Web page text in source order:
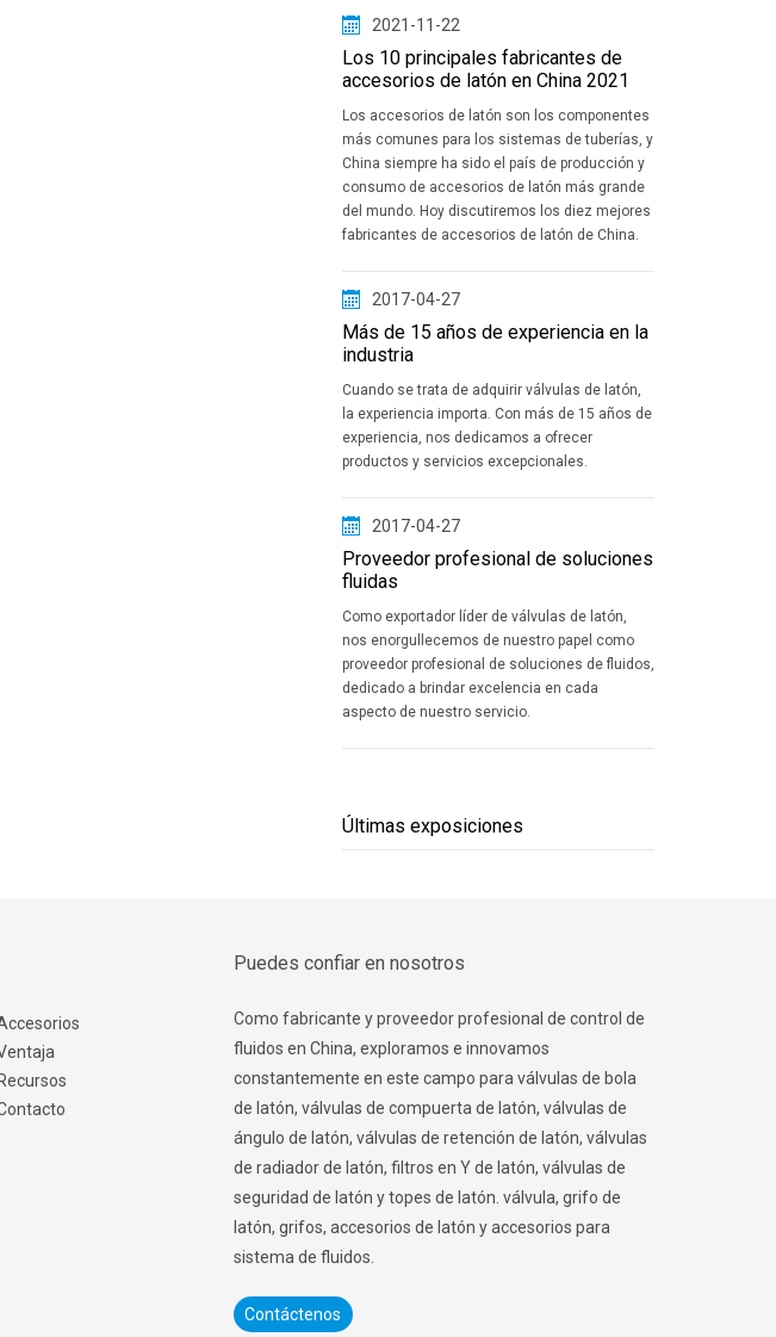
2021-11-22
Los 10 principales fabricantes de
accesorios de latón en China 2021
Los accesorios de latón son los componentes
más comunes para los sistemas de tuberías, y
China siempre ha sido el país de producción y
consumo de accesorios de latón más grande
del mundo. Hoy discutiremos los diez mejores
fabricantes de accesorios de latón de China.
2017-04-27
Más de 15 años de experiencia en la
industria
Cuando se trata de adquirir válvulas de latón,
la experiencia importa. Con más de 15 años de
experiencia, nos dedicamos a ofrecer
productos y servicios excepcionales.
2017-04-27
Proveedor profesional de soluciones
fluidas
Como exportador líder de válvulas de latón,
nos enorgullecemos de nuestro papel como
proveedor profesional de soluciones de fluidos,
dedicado a brindar excelencia en cada
aspecto de nuestro servicio.
Últimas exposiciones
Recursos
Puedes confiar en nosotros
Como fabricante y proveedor profesional de control de
fluidos en China, exploramos e innovamos
constantemente en este campo para válvulas de bola
de latón, válvulas de compuerta de latón, válvulas de
ángulo de latón, válvulas de retención de latón, válvulas
de radiador de latón, filtros en Y de latón, válvulas de
seguridad de latón y topes de latón. válvula, grifo de
latón, grifos, accesorios de latón y accesorios para
sistema de fluidos.
Contáctenos